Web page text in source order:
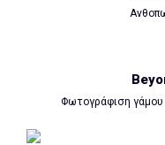
Φωτογράφιση γάμου